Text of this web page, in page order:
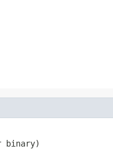
binary)